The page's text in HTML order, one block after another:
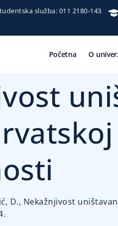
služba: 011 2180-143
Početna O
D., Nekažnjivost